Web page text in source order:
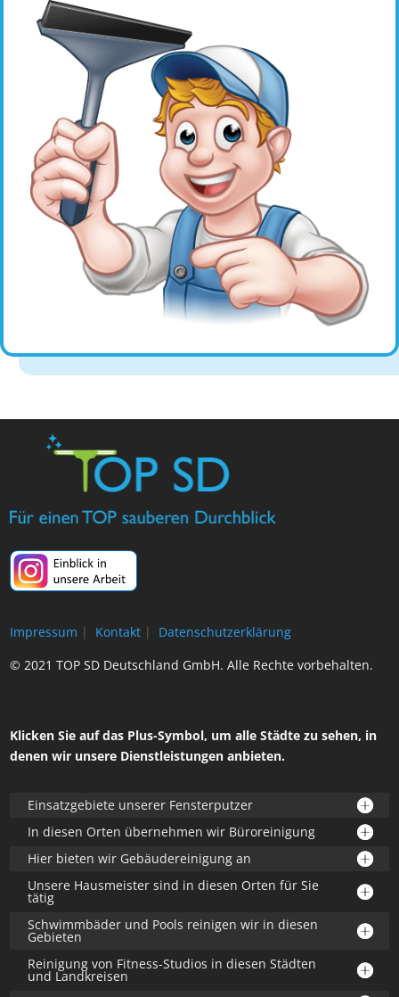
Impressum | Kontakt |
Datenschutzerklärung
© 2021 TOP SD Deutschland GmbH. Alle Rechte vorbehalten.
Klicken Sie auf das Plus-Symbol, um alle Städte zu sehen, in
denen wir unsere Dienstleistungen anbieten.
Einsatzgebiete unserer Fensterputzer
In diesen Orten übernehmen wir Büroreinigung
Hier bieten wir Gebäudereinigung an
Unsere Hausmeister sind in diesen Orten für Sie
tätig
Schwimmbäder und Pools reinigen wir in diesen
Gebieten
Reinigung von Fitness-Studios in diesen Städten
und Landkreisen